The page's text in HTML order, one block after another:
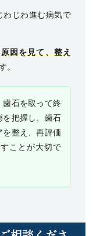
わじわ進む病気で
原因を見て、整え
。
石を取って終
を把握し、歯石
整え、再評価
ことが大切で